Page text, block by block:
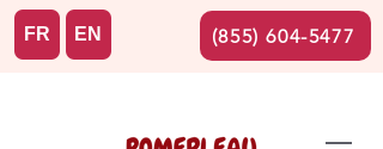
FR EN (855) 604-5477